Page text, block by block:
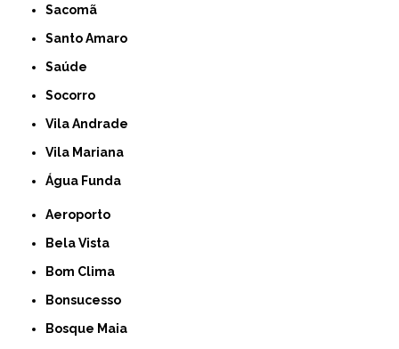
Sacomã
Santo Amaro
Saúde
Socorro
Vila Andrade
Vila Mariana
Água Funda
Aeroporto
Bela Vista
Bom Clima
Bonsucesso
Bosque Maia